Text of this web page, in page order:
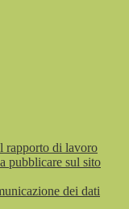
rapporto di lavoro
pubblicare sul sito
dei dati